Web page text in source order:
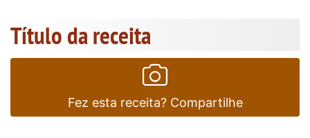
Título da receita
Fez esta receita? Compartilhe